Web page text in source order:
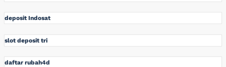
deposit Indosat
slot deposit tri
daftar rubah4d